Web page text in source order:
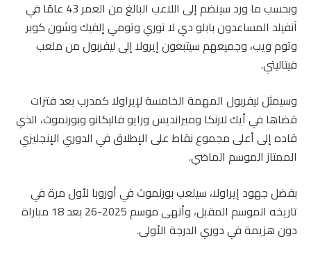
وبحسب ما ورد سينضم إلى اللاعب البالغ من العمر 43 عامًا في
آنفيلد المساعدون بابلو دي لا توري وتومي إلفيك وشون كوبر
وتوم ويب، وجميعهم سيتبعون إيرولا إلى ليفربول من ملعب
فيتاليتي.
وسيمثل ليفربول المهمة الخامسة لإيراولا كمدرب بعد فترات
قضاها في أيك لارنكا وميرانديس ورايو فاليكانو وبورنموث، الذي
قاده إلى أعلى مجموع نقاط على الإطلاق في الدوري الإنجليزي
الممتاز الموسم الماضي.
بفضل جهود إيراولا، سيلعب بورنموث في أوروبا لأول مرة في
تاريخه الموسم المقبل، وأنهى موسم 2025-26 بعد 18 مباراة
دون هزيمة في دوري الدرجة الأولى.